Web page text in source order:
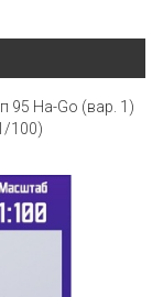
95 Ha-Go (вар. 1)
100)